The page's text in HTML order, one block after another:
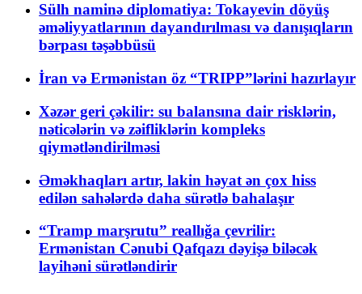
Sülh naminə diplomatiya: Tokayevin döyüş
əməliyyatlarının dayandırılması və danışıqların
bərpası təşəbbüsü
İran və Ermənistan öz “TRIPP”lərini hazırlayır
Xəzər geri çəkilir: su balansına dair risklərin,
nəticələrin və zəifliklərin kompleks
qiymətləndirilməsi
Əməkhaqları artır, lakin həyat ən çox hiss
edilən sahələrdə daha sürətlə bahalaşır
“Tramp marşrutu” reallığa çevrilir:
Ermənistan Cənubi Qafqazı dəyişə biləcək
layihəni sürətləndirir